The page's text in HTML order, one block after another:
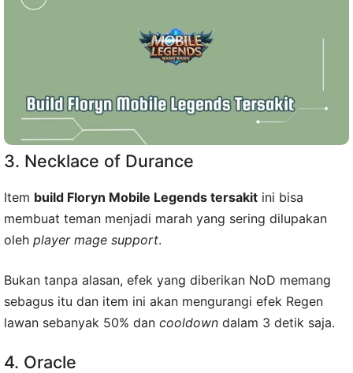
3. Necklace of Durance
Item build Floryn Mobile Legends tersakit ini bisa
membuat teman menjadi marah yang sering dilupakan
oleh player mage support.
Bukan tanpa alasan, efek yang diberikan NoD memang
sebagus itu dan item ini akan mengurangi efek Regen
lawan sebanyak 50% dan cooldown dalam 3 detik saja.
4. Oracle